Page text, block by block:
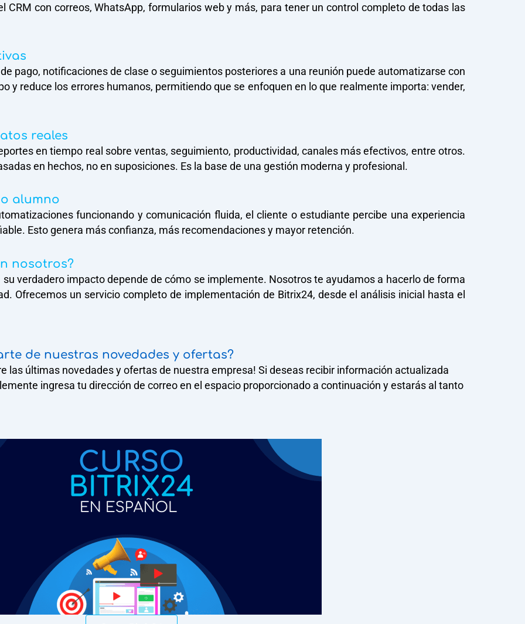
CRM con correos, WhatsApp, formularios web y más, para tener un control completo de todas las
pago, notificaciones de clase o seguimientos posteriores a una reunión puede automatizarse con
y reduce los errores humanos, permitiendo que se enfoquen en lo que realmente importa: vender,
reales
en tiempo real sobre ventas, seguimiento, productividad, canales más efectivos, entre otros.
en hechos, no en suposiciones. Es la base de una gestión moderna y profesional.
alumno
funcionando y comunicación fluida, el cliente o estudiante percibe una experiencia
Esto genera más confianza, más recomendaciones y mayor retención.
nosotros?
su verdadero impacto depende de cómo se implemente. Nosotros te ayudamos a hacerlo de forma
Ofrecemos un servicio completo de implementación de Bitrix24, desde el análisis inicial hasta el
de nuestras novedades y ofertas?​
las últimas novedades y ofertas de nuestra empresa! Si deseas recibir información actualizada
ingresa tu dirección de correo en el espacio proporcionado a continuación y estarás al tanto